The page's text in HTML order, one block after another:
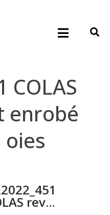
COLAS
enrobé
rev...